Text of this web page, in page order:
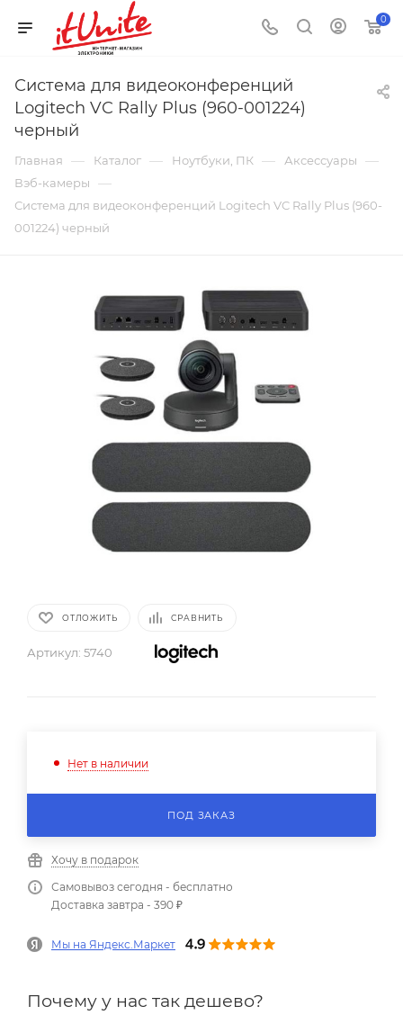
0
Система для видеоконференций
Logitech VC Rally Plus (960-001224)
черный
Главная — Каталог — Ноутбуки, ПК — Аксессуары —
Вэб-камеры —
Система для видеоконференций Logitech VC Rally Plus (960-
001224) черный
ОТЛОЖИТЬ СРАВНИТЬ
Артикул: 5740
Нет в наличии
ПОД ЗАКАЗ
Хочу в подарок
Самовывоз сегодня - бесплатно
Доставка завтра - 390 ₽
Мы на Яндекс.Маркет
Почему у нас так дешево?